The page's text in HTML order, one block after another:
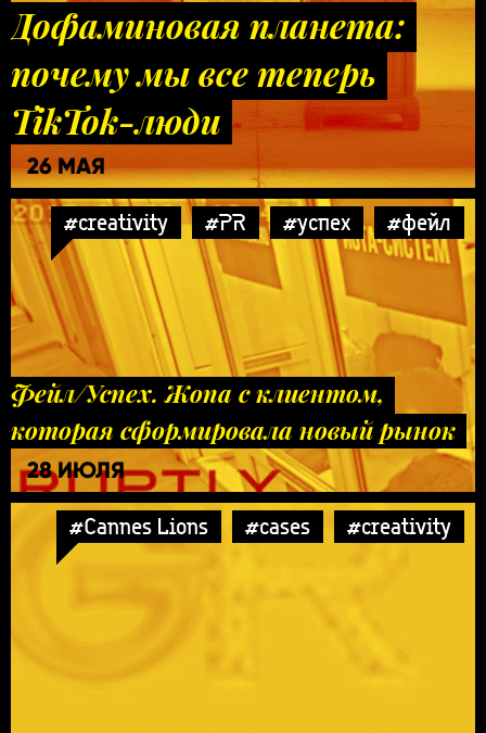
Дофаминовая планета:
почему мы все теперь
TikTok-люди
26 МАЯ
#creativity #PR #успех #фейл
Фейл/Успех. Жопа с клиентом,
которая сформировала новый рынок
28 ИЮЛЯ
#Cannes Lions #cases #creativity